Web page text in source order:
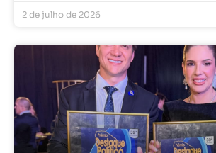
2 de julho de 2026